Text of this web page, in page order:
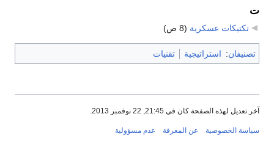
ت
تكتيكات عسكرية (8 ص)
تصنيفان: استراتيجية تقنيات
آخر تعديل لهذه الصفحة كان في 21:45, 22 نوفمبر 2013.
سياسة الخصوصية عن المعرفة عدم مسؤولية